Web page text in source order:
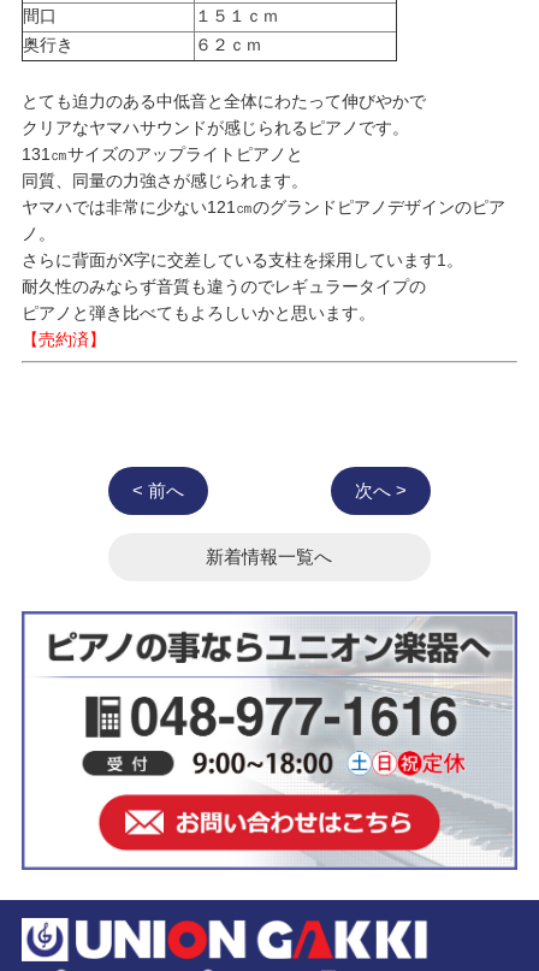
間口
１５１ｃｍ
奥行き
６２ｃｍ
とても迫力のある中低音と全体にわたって伸びやかで
クリアなヤマハサウンドが感じられるピアノです。
131㎝サイズのアップライトピアノと
同質、同量の力強さが感じられます。
ヤマハでは非常に少ない121㎝のグランドピアノデザインのピア
ノ。
さらに背面がX字に交差している支柱を採用しています1。
耐久性のみならず音質も違うのでレギュラータイプの
ピアノと弾き比べてもよろしいかと思います。
【売約済】
< 前へ 次へ >
新着情報一覧へ